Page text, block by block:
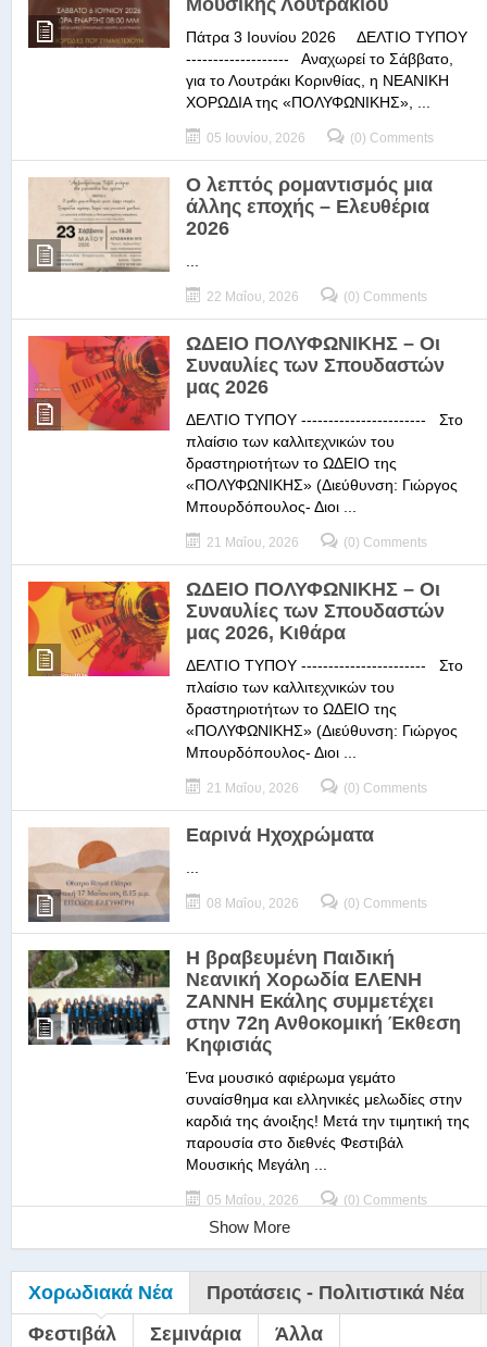
Πάτρα 3 Ιουνίου 2026 ΔΕΛΤΙΟ ΤΥΠΟΥ
------------------- Αναχωρεί το Σάββατο,
για το Λουτράκι Κορινθίας, η ΝΕΑΝΙΚΗ
ΧΟΡΩΔΙΑ της «ΠΟΛΥΦΩΝΙΚΗΣ», ...
05 Ιουνίου, 2026 (0) Comments
Ο λεπτός ρομαντισμός μια
άλλης εποχής – Ελευθέρια
2026
22 Μαΐου, 2026 (0) Comments
ΩΔΕΙΟ ΠΟΛΥΦΩΝΙΚΗΣ – Οι
Συναυλίες των Σπουδαστών
μας 2026
ΔΕΛΤΙΟ ΤΥΠΟΥ ----------------------- Στο
πλαίσιο των καλλιτεχνικών του
δραστηριοτήτων το ΩΔΕΙΟ της
«ΠΟΛΥΦΩΝΙΚΗΣ» (Διεύθυνση: Γιώργος
Μπουρδόπουλος- Διοι ...
21 Μαΐου, 2026 (0) Comments
ΩΔΕΙΟ ΠΟΛΥΦΩΝΙΚΗΣ – Οι
Συναυλίες των Σπουδαστών
μας 2026, Κιθάρα
ΔΕΛΤΙΟ ΤΥΠΟΥ ----------------------- Στο
πλαίσιο των καλλιτεχνικών του
δραστηριοτήτων το ΩΔΕΙΟ της
«ΠΟΛΥΦΩΝΙΚΗΣ» (Διεύθυνση: Γιώργος
Μπουρδόπουλος- Διοι ...
21 Μαΐου, 2026 (0) Comments
Εαρινά Ηχοχρώματα
08 Μαΐου, 2026 (0) Comments
Η βραβευμένη Παιδική
Νεανική Χορωδία ΕΛΕΝΗ
ΖΑΝΝΗ Εκάλης συμμετέχει
στην 72η Ανθοκομική Έκθεση
Κηφισιάς
Ένα μουσικό αφιέρωμα γεμάτο
συναίσθημα και ελληνικές μελωδίες στην
καρδιά της άνοιξης! Μετά την τιμητική της
παρουσία στο διεθνές Φεστιβάλ
Μουσικής Μεγάλη ...
05 Μαΐου, 2026 (0) Comments
Show More
Χορωδιακά Νέα
Προτάσεις - Πολιτιστικά Νέα
Φεστιβάλ
Σεμινάρια Άλλα